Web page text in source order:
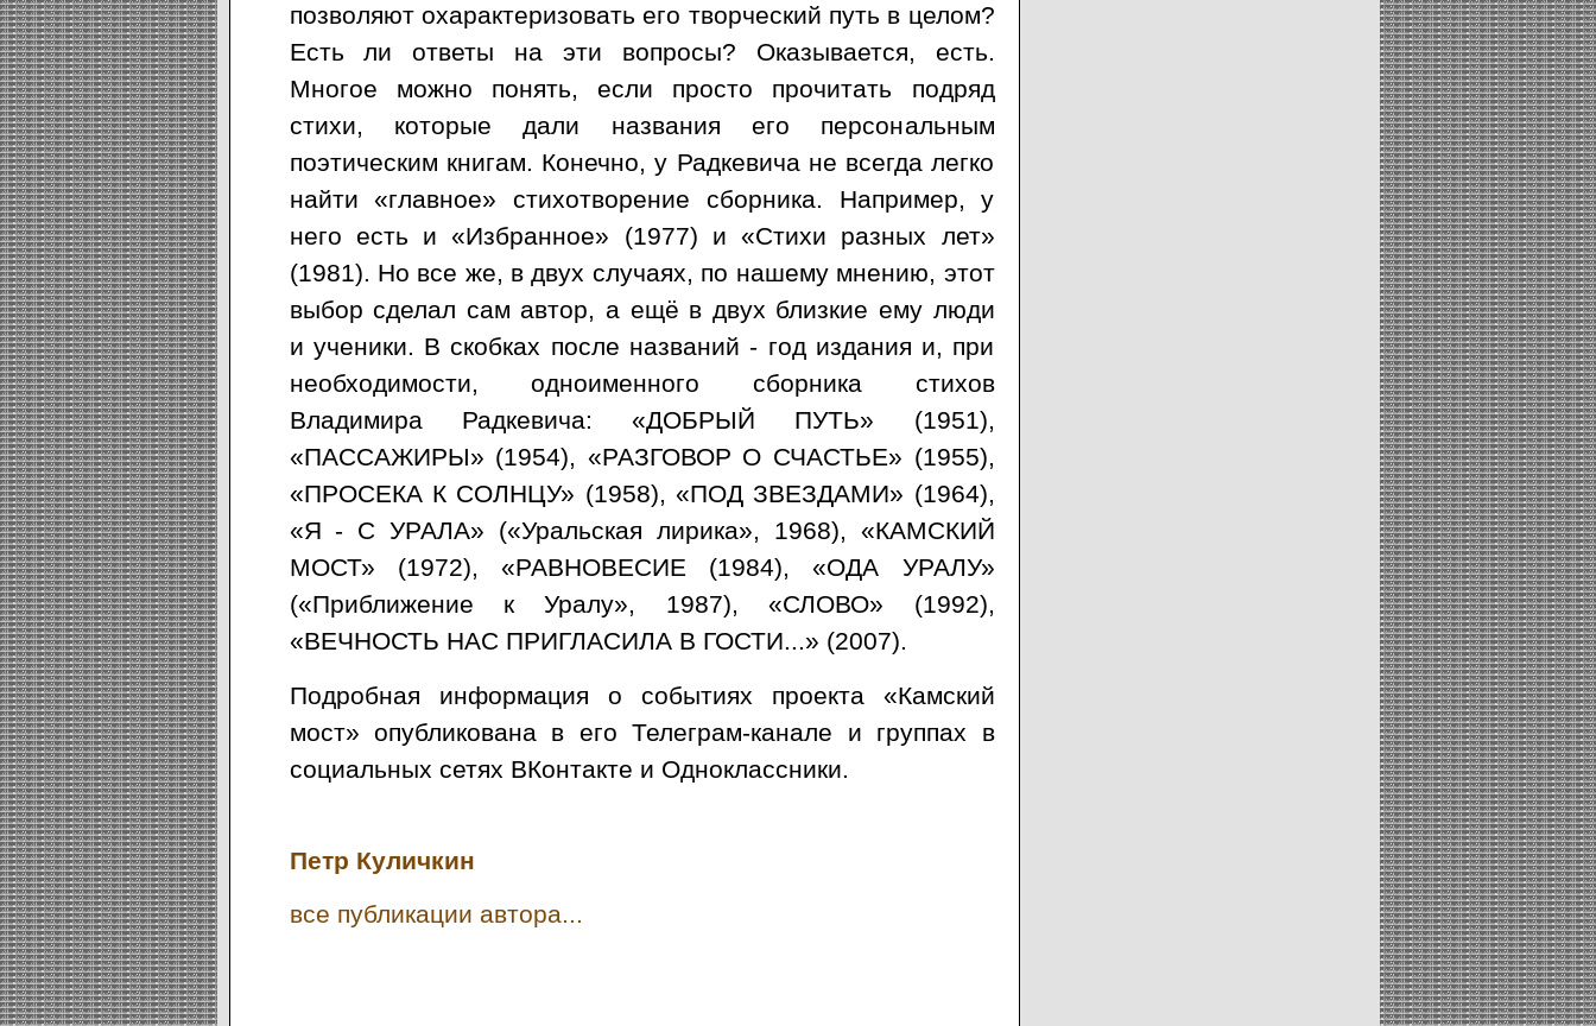
позволяют охарактеризовать его творческий путь в целом?
Есть ли ответы на эти вопросы? Оказывается, есть.
Многое можно понять, если просто прочитать подряд
стихи, которые дали названия его персональным
поэтическим книгам. Конечно, у Радкевича не всегда легко
найти «главное» стихотворение сборника. Например, у
него есть и «Избранное» (1977) и «Стихи разных лет»
(1981). Но все же, в двух случаях, по нашему мнению, этот
выбор сделал сам автор, а ещё в двух близкие ему люди
и ученики. В скобках после названий - год издания и, при
необходимости, одноименного сборника стихов
Владимира Радкевича: «ДОБРЫЙ ПУТЬ» (1951),
«ПАССАЖИРЫ» (1954), «РАЗГОВОР О СЧАСТЬЕ» (1955),
«ПРОСЕКА К СОЛНЦУ» (1958), «ПОД ЗВЕЗДАМИ» (1964),
«Я - С УРАЛА» («Уральская лирика», 1968), «КАМСКИЙ
МОСТ» (1972), «РАВНОВЕСИЕ (1984), «ОДА УРАЛУ»
(«Приближение к Уралу», 1987), «СЛОВО» (1992),
«ВЕЧНОСТЬ НАС ПРИГЛАСИЛА В ГОСТИ...» (2007).
Подробная информация о событиях проекта «Камский
мост» опубликована в его Телеграм-канале и группах в
социальных сетях ВКонтакте и Одноклассники.
Петр Куличкин
все публикации автора...